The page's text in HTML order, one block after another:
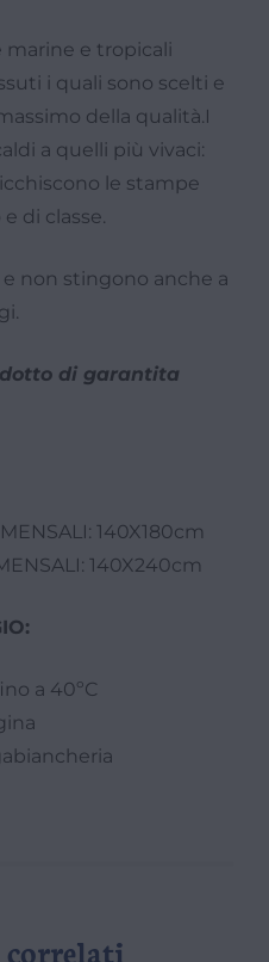
marine e tropicali
i quali sono scelti e
della qualità.I
a quelli più vivaci:
le stampe
di classe.
non stingono anche a
di garantita
140X180cm
140X240cm
a 40ºC